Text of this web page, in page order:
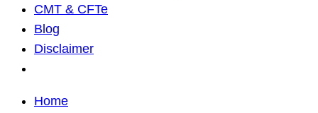
CMT & CFTe
Blog
Disclaimer
Home